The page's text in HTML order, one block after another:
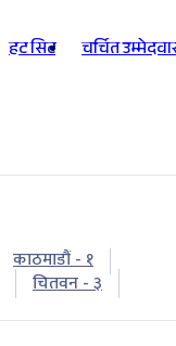
हट सिट चर्चित
काठमाडौं - १
चितवन - ३